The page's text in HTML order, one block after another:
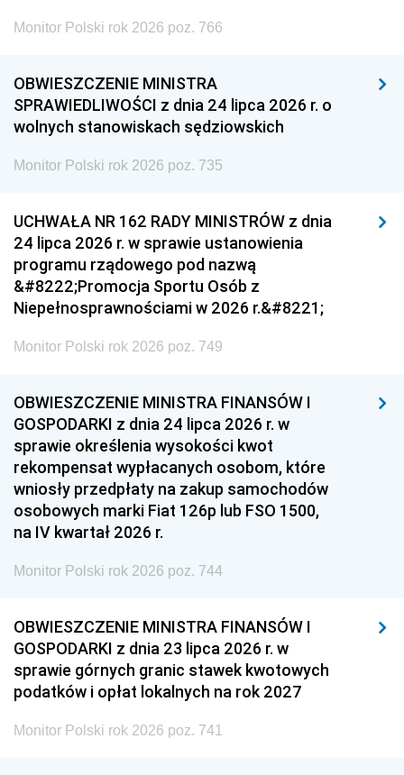
Monitor Polski rok 2026 poz. 766
OBWIESZCZENIE MINISTRA
SPRAWIEDLIWOŚCI z dnia 24 lipca 2026 r. o
wolnych stanowiskach sędziowskich
Monitor Polski rok 2026 poz. 735
UCHWAŁA NR 162 RADY MINISTRÓW z dnia
24 lipca 2026 r. w sprawie ustanowienia
programu rządowego pod nazwą
&#8222;Promocja Sportu Osób z
Niepełnosprawnościami w 2026 r.&#8221;
Monitor Polski rok 2026 poz. 749
OBWIESZCZENIE MINISTRA FINANSÓW I
GOSPODARKI z dnia 24 lipca 2026 r. w
sprawie określenia wysokości kwot
rekompensat wypłacanych osobom, które
wniosły przedpłaty na zakup samochodów
osobowych marki Fiat 126p lub FSO 1500,
na IV kwartał 2026 r.
Monitor Polski rok 2026 poz. 744
OBWIESZCZENIE MINISTRA FINANSÓW I
GOSPODARKI z dnia 23 lipca 2026 r. w
sprawie górnych granic stawek kwotowych
podatków i opłat lokalnych na rok 2027
Monitor Polski rok 2026 poz. 741